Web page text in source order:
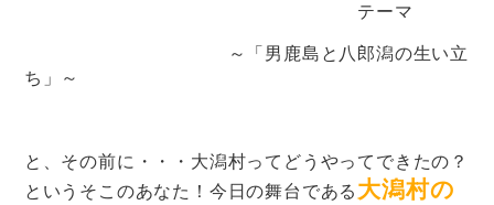
テーマ
～「男鹿島と八郎潟の生い立
ち」～
と、その前に・・・大潟村ってどうやってできたの？
というそこのあなた！今日の舞台である 大潟村の